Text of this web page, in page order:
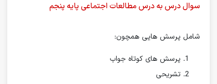
سوال درس به درس مطالعات اجتماعی پایه پنجم
شامل پرسش هایی همچون:
پرسش های کوتاه جواب
تشریحی